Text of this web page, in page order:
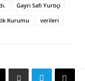
Gayri Safi Yurtiçi
Kurumu verileri